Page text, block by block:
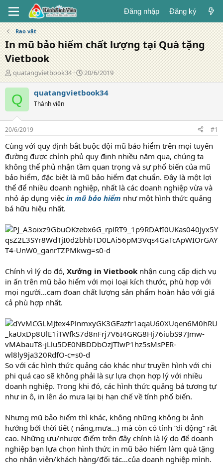
Đăng nhập Đăng ký
Rao vặt
In mũ bảo hiểm chất lượng tại Quà tặng
Vietbook
T
á
c
g
ả
quatangvietbook34
N
g
à
g
20/6/2019
Q quatangvietbook34
Thành viên
20/6/2019 #1
Cùng với quy định bắt buộc đội mũ bảo hiểm trên mọi tuyến
đường được chính phủ quy định nhiều năm qua, chúng ta
không thể phủ nhận tầm quan trọng và sự phổ biến của mũ
bảo hiểm, đặc biệt là mũ bảo hiểm đạt chuẩn. Đây là một lợi
thể để nhiều doanh nghiệp, nhất là các doanh nghiệp vừa và
nhỏ áp dụng việc in mũ bảo hiểm như một hình thức quảng
bá hữu hiệu nhất.
Chính vì lý do đó, Xưởng in Vietbook nhận cung cấp dịch vụ
in ấn trên mũ bảo hiểm với mọi loại kích thước, phù hợp với
mọi người…cam đoan chất lượng sản phẩm hoàn hảo với giá
cả phù hợp nhất.
So với các hình thức quảng cáo khác như truyền hình với chi
phi quá cao sẽ không phải là sự lựa chọn hợp lý với nhiều
doanh nghiệp. Trong khi đó, các hình thức quảng bá tương tự
như in ô, in lên áo mưa lại bị hạn chế về tính phổ biến.
Nhưng mũ bảo hiểm thì khác, không những không bị ảnh
hưởng bởi thời tiết ( nắng,mưa…) mà còn có tính “di động” rất
cao. Những ưu/nhược điểm trên đây chính là lý do để doanh
nghiệp bạn lựa chọn hình thức in mũ bảo hiểm làm quà tặng
cho nhân viên/khách hàng/đối tác…của doanh nghiệp mình.